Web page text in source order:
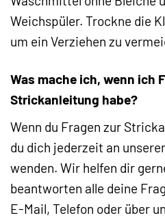
Weichspüler. Trockne die
um ein Verziehen zu
Was mache ich, wenn ich
Strickanleitung habe?
Wenn du Fragen zur
du dich jederzeit an
wenden. Wir helfen dir
beantworten alle deine
E-Mail, Telefon oder über